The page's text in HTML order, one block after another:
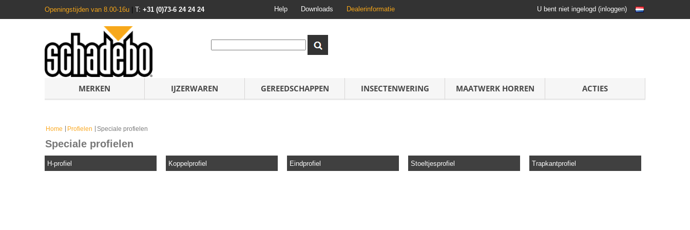
Openingstijden van 8.00-16u T: +31 (0)73-6 24 24 24 Help Downloads Dealerinformatie U bent niet ingelogd (inloggen)
MERKEN IJZERWAREN GEREEDSCHAPPEN INSECTENWERING MAATWERK HORREN ACTIES
Home Profielen Speciale profielen
Speciale profielen
H-profiel Koppelprofiel Eindprofiel Stoeltjesprofiel Trapkantprofiel